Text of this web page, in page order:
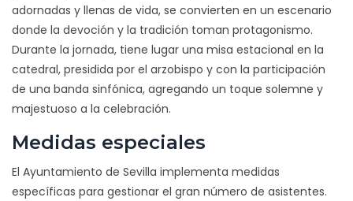
adornadas y llenas de vida, se convierten en un escenario
donde la devoción y la tradición toman protagonismo.
Durante la jornada, tiene lugar una misa estacional en la
catedral, presidida por el arzobispo y con la participación
de una banda sinfónica, agregando un toque solemne y
majestuoso a la celebración.
Medidas especiales
El Ayuntamiento de Sevilla implementa medidas
específicas para gestionar el gran número de asistentes.